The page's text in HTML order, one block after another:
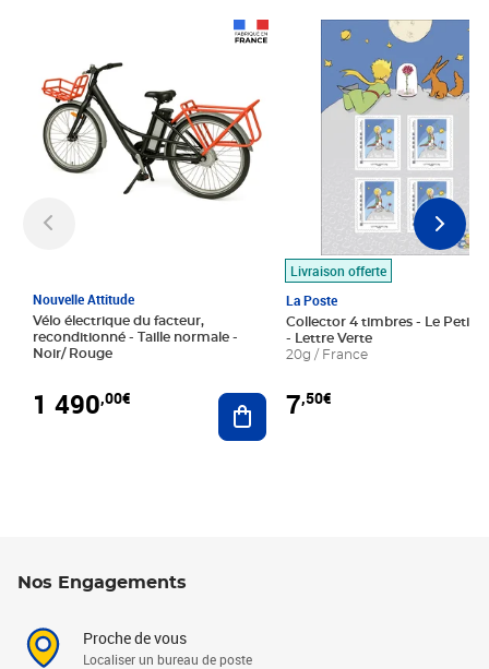
Nouvelle Attitude
Vélo électrique du facteur,
reconditionné - Taille normale -
Noir/ Rouge
1 490,00€ Ajouter au panier
Livraison offerte
La Poste
Collector 4 timbres - Le Petit
- Lettre Verte
20g / France
7,50€
Prix 7,50€
Nos Engagements
Proche de vous
Localiser un bureau de poste